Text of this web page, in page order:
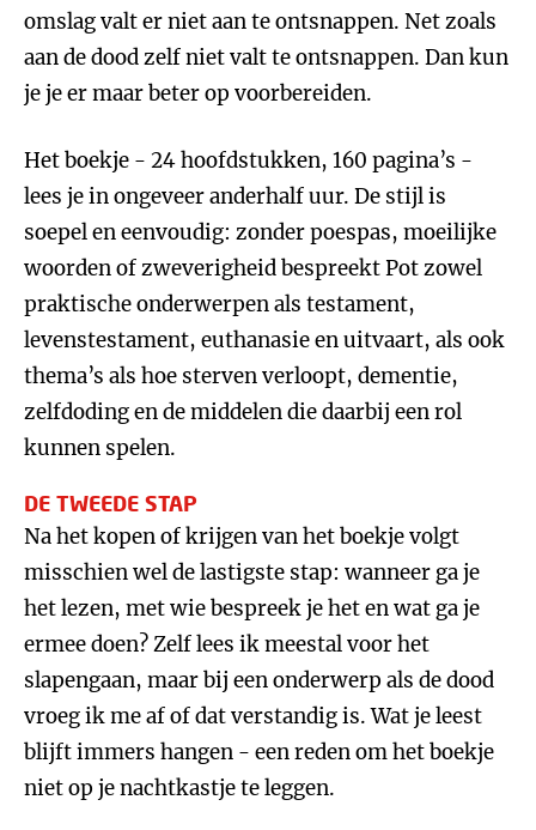
omslag valt er niet aan te ontsnappen. Net zoals
aan de dood zelf niet valt te ontsnappen. Dan kun
je je er maar beter op voorbereiden.
Het boekje - 24 hoofdstukken, 160 pagina’s -
lees je in ongeveer anderhalf uur. De stijl is
soepel en eenvoudig: zonder poespas, moeilijke
woorden of zweverigheid bespreekt Pot zowel
praktische onderwerpen als testament,
levenstestament, euthanasie en uitvaart, als ook
thema’s als hoe sterven verloopt, dementie,
zelfdoding en de middelen die daarbij een rol
kunnen spelen.
DE TWEEDE STAP
Na het kopen of krijgen van het boekje volgt
misschien wel de lastigste stap: wanneer ga je
het lezen, met wie bespreek je het en wat ga je
ermee doen? Zelf lees ik meestal voor het
slapengaan, maar bij een onderwerp als de dood
vroeg ik me af of dat verstandig is. Wat je leest
blijft immers hangen - een reden om het boekje
niet op je nachtkastje te leggen.